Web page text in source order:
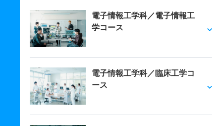
電子情報工学科／電子情報工
学コース
電子情報工学科／臨床工学コ
ース